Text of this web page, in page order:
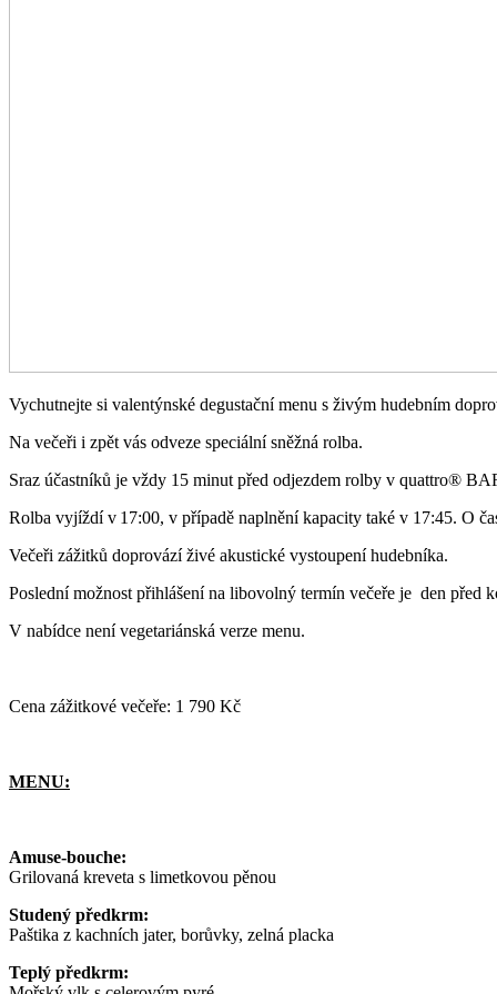
Vychutnejte si valentýnské degustační menu s živým hudebním
Na večeři i zpět vás odveze speciální sněžná rolba.
Sraz účastníků je vždy 15 minut před odjezdem rolby v quattro®
Rolba vyjíždí v 17:00, v případě naplnění kapacity také v 17:45. O
Večeři zážitků doprovází živé akustické vystoupení hudebníka.
Poslední možnost přihlášení na libovolný termín večeře je den před
V nabídce není vegetariánská verze menu.
Cena zážitkové večeře: 1 790 Kč
MENU:
Amuse-bouche:
Grilovaná kreveta s limetkovou pěnou
Studený předkrm:
Paštika z kachních jater, borůvky, zelná placka
Teplý předkrm: